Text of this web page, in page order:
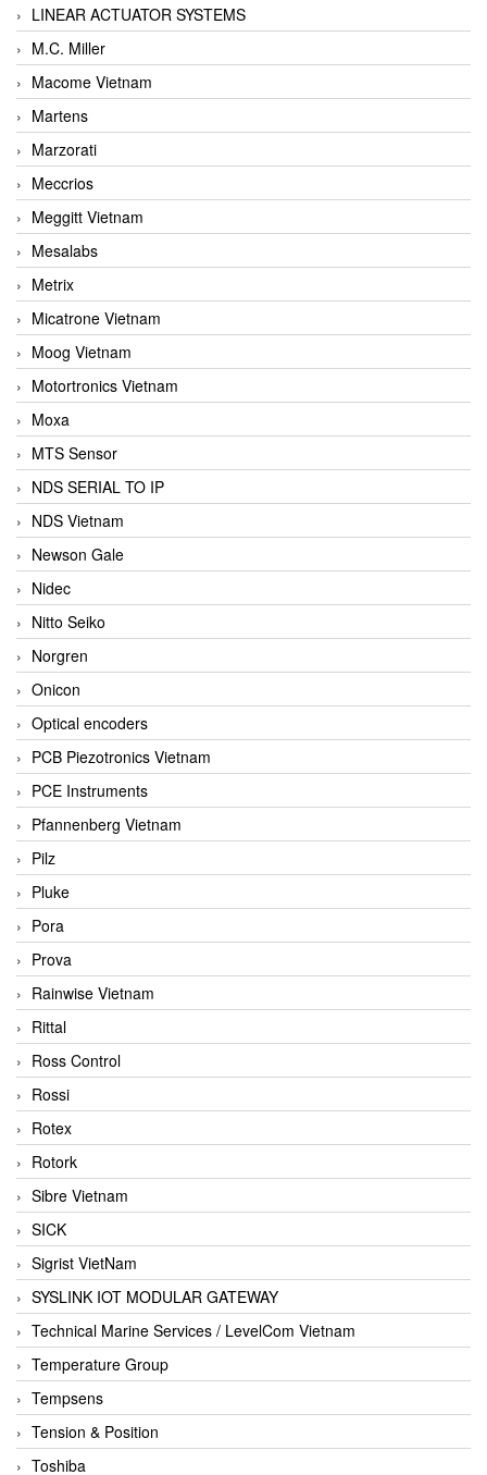
LINEAR ACTUATOR SYSTEMS
M.C. Miller
Macome Vietnam
Martens
Marzorati
Meccrios
Meggitt Vietnam
Mesalabs
Metrix
Micatrone Vietnam
Moog Vietnam
Motortronics Vietnam
Moxa
MTS Sensor
NDS SERIAL TO IP
NDS Vietnam
Newson Gale
Nidec
Nitto Seiko
Norgren
Onicon
Optical encoders
PCB Piezotronics Vietnam
PCE Instruments
Pfannenberg Vietnam
Pilz
Pluke
Pora
Prova
Rainwise Vietnam
Rittal
Ross Control
Rossi
Rotex
Rotork
Sibre Vietnam
SICK
Sigrist VietNam
SYSLINK IOT MODULAR GATEWAY
Technical Marine Services / LevelCom Vietnam
Temperature Group
Tempsens
Tension & Position
Toshiba